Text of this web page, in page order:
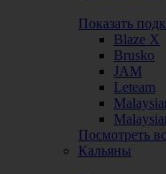
Показать
Blaze X
Brusko
JAM
Leteam
Посмотреть
Кальяны